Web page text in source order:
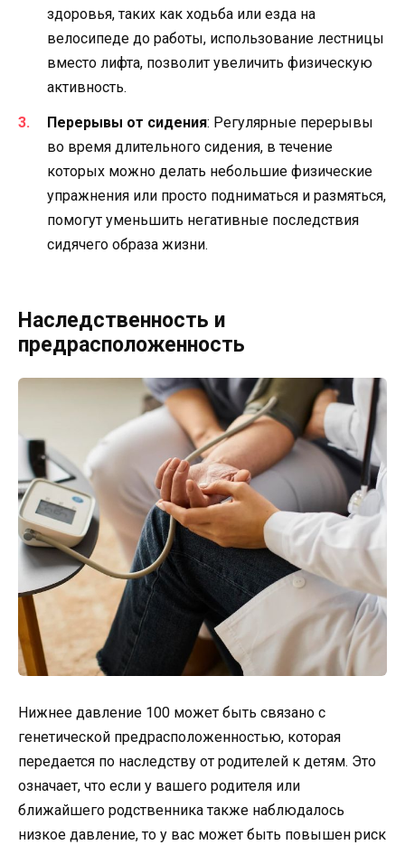
здоровья, таких как ходьба или езда на
велосипеде до работы, использование лестницы
вместо лифта, позволит увеличить физическую
активность.
Перерывы от сидения: Регулярные перерывы
во время длительного сидения, в течение
которых можно делать небольшие физические
упражнения или просто подниматься и размяться,
помогут уменьшить негативные последствия
сидячего образа жизни.
Наследственность и
предрасположенность
Нижнее давление 100 может быть связано с
генетической предрасположенностью, которая
передается по наследству от родителей к детям. Это
означает, что если у вашего родителя или
ближайшего родственника также наблюдалось
низкое давление, то у вас может быть повышен риск